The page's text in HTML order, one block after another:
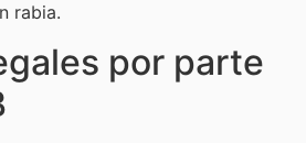
rabia.
por parte